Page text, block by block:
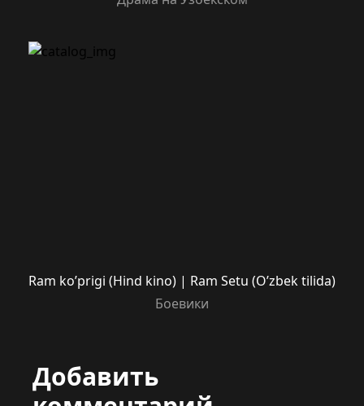
Ram ko’prigi (Hind kino) | Ram Setu (O’zbek tilida)
Боевики
Добавить